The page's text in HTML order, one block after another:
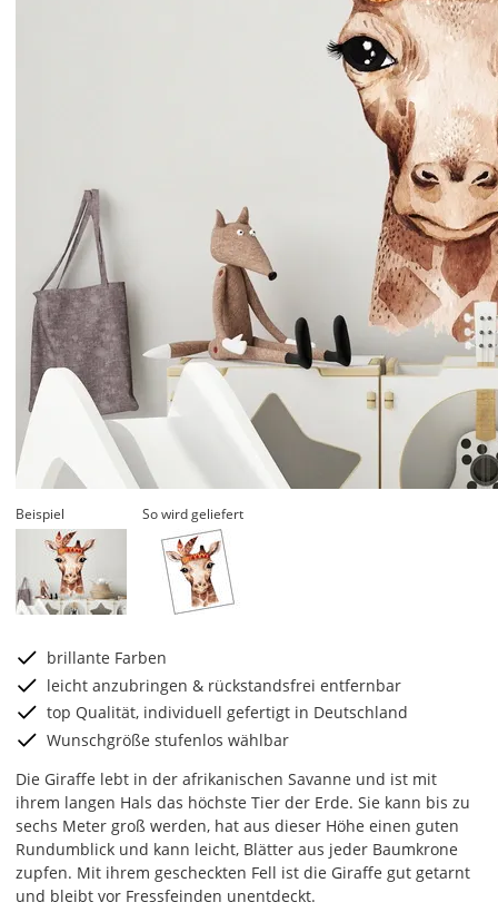
Beispiel So wird geliefert
brillante Farben
leicht anzubringen & rückstandsfrei entfernbar
top Qualität, individuell gefertigt in Deutschland
Wunschgröße stufenlos wählbar
Die Giraffe lebt in der afrikanischen Savanne und ist mit
ihrem langen Hals das höchste Tier der Erde. Sie kann bis zu
sechs Meter groß werden, hat aus dieser Höhe einen guten
Rundumblick und kann leicht, Blätter aus jeder Baumkrone
zupfen. Mit ihrem gescheckten Fell ist die Giraffe gut getarnt
und bleibt vor Fressfeinden unentdeckt.